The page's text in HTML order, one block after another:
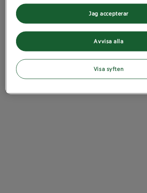
Avvisa alla
Jag accepterar
Visa syften